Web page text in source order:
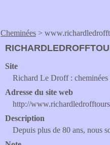
Cheminées >
Site
Richard Le Droff : cheminées
Adresse du site web
http://
Description
Depuis plus de 80 ans, nous